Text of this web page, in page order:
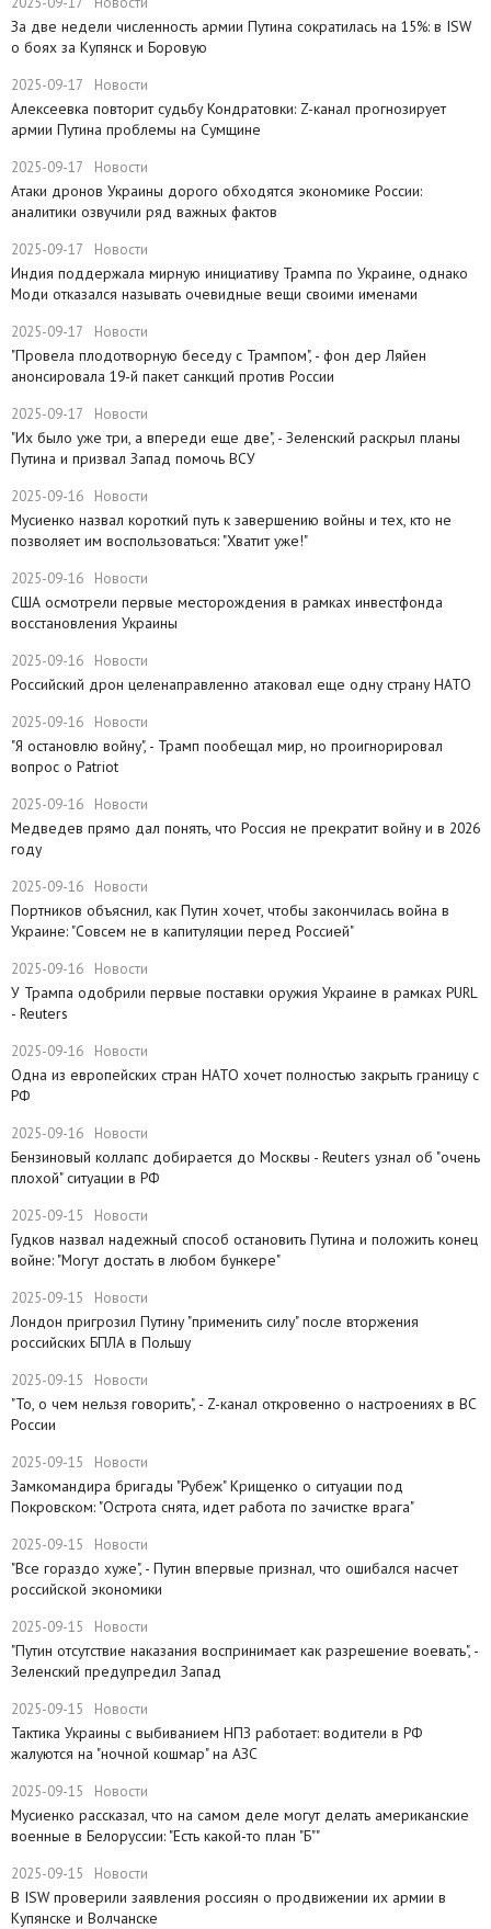
​За две недели численность армии Путина сократилась на 15%: в ISW
о боях за Купянск и Боровую
2025-09-17 Новости
​Алексеевка повторит судьбу Кондратовки: Z-канал прогнозирует
армии Путина проблемы на Сумщине
2025-09-17 Новости
​Атаки дронов Украины дорого обходятся экономике России:
аналитики озвучили ряд важных фактов
2025-09-17 Новости
​Индия поддержала мирную инициативу Трампа по Украине, однако
Моди отказался называть очевидные вещи своими именами
2025-09-17 Новости
​"Провела плодотворную беседу с Трампом", - фон дер Ляйен
анонсировала 19-й пакет санкций против России
2025-09-17 Новости
​"Их было уже три, а впереди еще две", - Зеленский раскрыл планы
Путина и призвал Запад помочь ВСУ
2025-09-16 Новости
Мусиенко назвал короткий путь к завершению войны и тех, кто не
позволяет им воспользоваться: "Хватит уже!"
2025-09-16 Новости
США осмотрели первые месторождения в рамках инвестфонда
восстановления Украины
2025-09-16 Новости
Российский дрон целенаправленно атаковал еще одну страну НАТО
2025-09-16 Новости
​"Я остановлю войну", - Трамп пообещал мир, но проигнорировал
вопрос о Patriot
2025-09-16 Новости
Медведев прямо дал понять, что Россия не прекратит войну и в 2026
году
2025-09-16 Новости
Портников объяснил, как Путин хочет, чтобы закончилась война в
Украине: "Совсем не в капитуляции перед Россией"
2025-09-16 Новости
У Трампа одобрили первые поставки оружия Украине в рамках PURL
- Reuters
2025-09-16 Новости
Одна из европейских стран НАТО хочет полностью закрыть границу с
РФ
2025-09-16 Новости
​Бензиновый коллапс добирается до Москвы - Reuters узнал об "очень
плохой" ситуации в РФ
2025-09-15 Новости
Гудков назвал надежный способ остановить Путина и положить конец
войне: "Могут достать в любом бункере"
2025-09-15 Новости
Лондон пригрозил Путину "применить силу" после вторжения
российских БПЛА в Польшу
2025-09-15 Новости
"То, о чем нельзя говорить", - Z-канал откровенно о настроениях в ВС
России
2025-09-15 Новости
Замкомандира бригады "Рубеж" Крищенко​ о ситуации под
Покровском: "Острота снята, идет работа по зачистке врага"
2025-09-15 Новости
"Все гораздо хуже", - Путин впервые признал, что ошибался насчет
российской экономики
2025-09-15 Новости
​"Путин отсутствие наказания воспринимает как разрешение воевать", -
Зеленский предупредил Запад
2025-09-15 Новости
Тактика Украины с выбиванием НПЗ работает: водители в РФ
жалуются на "ночной кошмар" на АЗС
2025-09-15 Новости
Мусиенко рассказал, что на самом деле могут делать американские
военные в Белоруссии: "Есть какой-то план "Б""
2025-09-15 Новости
В ISW проверили заявления россиян о продвижении их армии в
Купянске и Волчанске